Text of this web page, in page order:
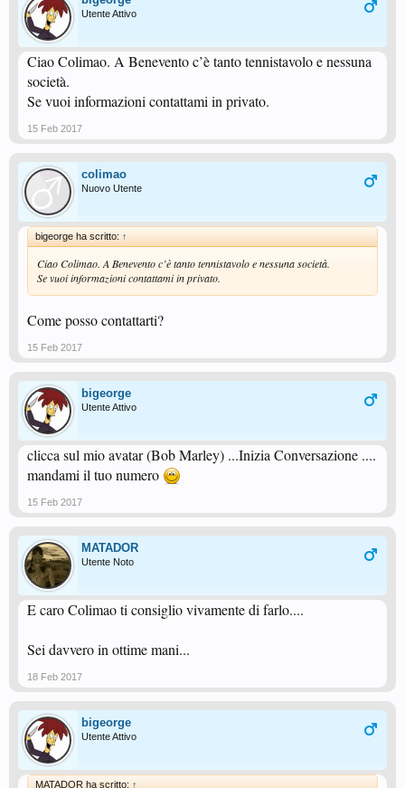
Utente Attivo
Ciao Colimao. A Benevento c’è tanto tennistavolo e nessuna
società.
Se vuoi informazioni contattami in privato.
15 Feb 2017
colimao
Nuovo Utente
bigeorge ha scritto: ↑
Ciao Colimao. A Benevento c’è tanto tennistavolo e nessuna società.
Se vuoi informazioni contattami in privato.
Come posso contattarti?
15 Feb 2017
bigeorge
Utente Attivo
clicca sul mio avatar (Bob Marley) ...Inizia Conversazione ....
mandami il tuo numero
15 Feb 2017
MATADOR
Utente Noto
E caro Colimao ti consiglio vivamente di farlo....
Sei davvero in ottime mani...
18 Feb 2017
bigeorge
Utente Attivo
MATADOR ha scritto: ↑